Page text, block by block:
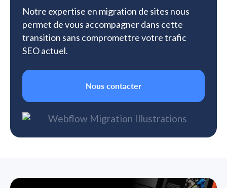
Notre expertise en migration de sites nous
permet de vous accompagner dans cette
transition sans compromettre votre trafic
SEO actuel.
Nous contacter